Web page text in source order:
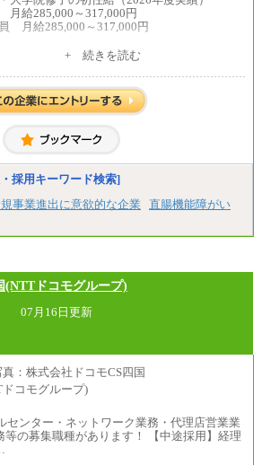
給285,000～317,000円
月給285,000～317,000円
能力等を踏まえて、当社規定により支給し
+ 続きを読む
採用キーワード検索]
事業進出に意欲的な企業
直腸機能障がい
(NTTドコモグループ)
07月16日更新
センター・ネットワーク業務・代理店営業業
の募集職種があります！ 【中途採用】経理